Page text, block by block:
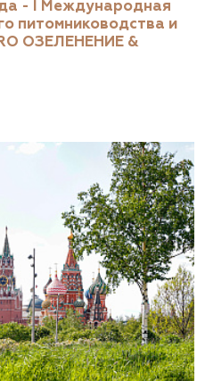
- I Международная
питомниководства и
ОЗЕЛЕНЕНИЕ &